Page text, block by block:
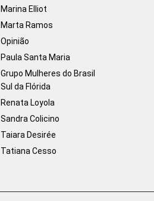
Marina Elliot
Marta Ramos
Opinião
Paula Santa Maria
Grupo Mulheres do Brasil
Sul da Flórida
Renata Loyola
Sandra Colicino
Taiara Desirée
Tatiana Cesso